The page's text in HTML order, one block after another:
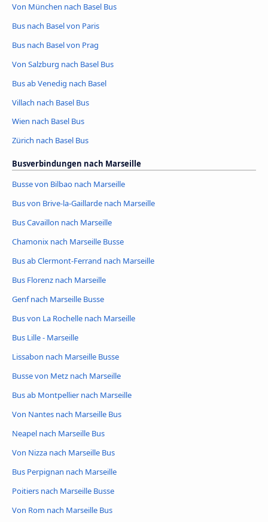
Von München nach Basel Bus
Bus nach Basel von Paris
Bus nach Basel von Prag
Von Salzburg nach Basel Bus
Bus ab Venedig nach Basel
Villach nach Basel Bus
Wien nach Basel Bus
Zürich nach Basel Bus
Busverbindungen nach Marseille
Busse von Bilbao nach Marseille
Bus von Brive-la-Gaillarde nach Marseille
Bus Cavaillon nach Marseille
Chamonix nach Marseille Busse
Bus ab Clermont-Ferrand nach Marseille
Bus Florenz nach Marseille
Genf nach Marseille Busse
Bus von La Rochelle nach Marseille
Bus Lille - Marseille
Lissabon nach Marseille Busse
Busse von Metz nach Marseille
Bus ab Montpellier nach Marseille
Von Nantes nach Marseille Bus
Neapel nach Marseille Bus
Von Nizza nach Marseille Bus
Bus Perpignan nach Marseille
Poitiers nach Marseille Busse
Von Rom nach Marseille Bus